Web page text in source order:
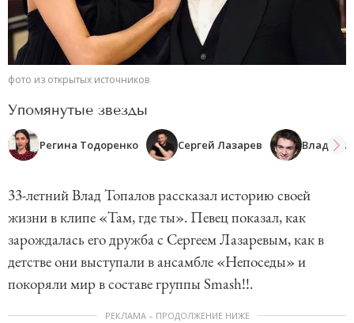
фото из открытых источников
Упомянутые звезды
Регина Тодоренко Сергей Лазарев Влад
33-летний Влад Топалов рассказал историю своей
жизни в клипе «Там, где ты». Певец показал, как
зарождалась его дружба с Сергеем Лазаревым, как в
детстве они выступали в ансамбле «Непоседы» и
покоряли мир в составе группы Smash!!.
РЕКЛАМА – ПРОДОЛЖЕНИЕ НИЖЕ